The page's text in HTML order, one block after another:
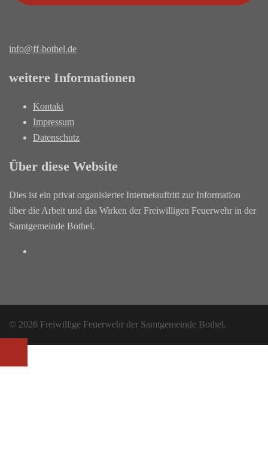
info@ff-bothel.de
weitere Informationen
Kontakt
Impressum
Datenschutz
Über diese Website
Dies ist ein privat organisierter Internetauftritt zur Information
über die Arbeit und das Wirken der Freiwilligen Feuerwehr in der
Samtgemeinde Bothel.
© 2026 Freiwillige Feuerwehr der Samtgemeinde Bothel.